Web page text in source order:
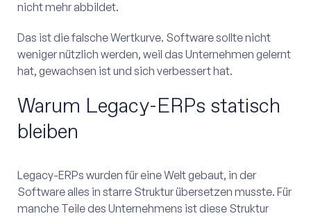
nicht mehr abbildet.
Das ist die falsche Wertkurve. Software sollte nicht
weniger nützlich werden, weil das Unternehmen gelernt
hat, gewachsen ist und sich verbessert hat.
Warum Legacy-ERPs statisch
bleiben
Legacy-ERPs wurden für eine Welt gebaut, in der
Software alles in starre Struktur übersetzen musste. Für
manche Teile des Unternehmens ist diese Struktur